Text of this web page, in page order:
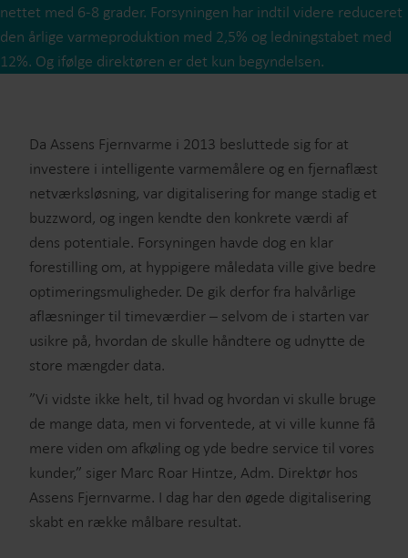
nettet med 6-8 grader. Forsyningen har indtil videre reduceret
den årlige varmeproduktion med 2,5% og ledningstabet med
12%. Og ifølge direktøren er det kun begyndelsen.
Da Assens Fjernvarme i 2013 besluttede sig for at
investere i intelligente varmemålere og en fjernaflæst
netværksløsning, var digitalisering for mange stadig et
buzzword, og ingen kendte den konkrete værdi af
dens potentiale. Forsyningen havde dog en klar
forestilling om, at hyppigere måledata ville give bedre
optimeringsmuligheder. De gik derfor fra halvårlige
aflæsninger til timeværdier – selvom de i starten var
usikre på, hvordan de skulle håndtere og udnytte de
store mængder data.
”Vi vidste ikke helt, til hvad og hvordan vi skulle bruge
de mange data, men vi forventede, at vi ville kunne få
mere viden om afkøling og yde bedre service til vores
kunder,” siger Marc Roar Hintze, Adm. Direktør hos
Assens Fjernvarme. I dag har den øgede digitalisering
skabt en række målbare resultat.